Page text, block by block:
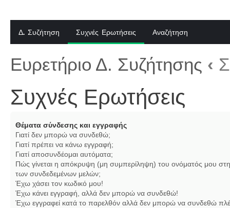
Δ. Συζήτηση Συχνές Ερωτήσεις Αναζήτηση
Ευρετήριο Δ. Συζήτησης ‹
Συχνές Ερωτήσεις
Θέματα σύνδεσης και εγγραφής
Γιατί δεν μπορώ να συνδεθώ;
Γιατί πρέπει να κάνω εγγραφή;
Γιατί αποσυνδέομαι αυτόματα;
Πώς γίνεται η απόκρυψη (μη συμπερίληψη) του ονόματός μου στη
των συνδεδεμένων μελών;
Έχω χάσει τον κωδικό μου!
Έχω κάνει εγγραφή, αλλά δεν μπορώ να συνδεθώ!
Έχω εγγραφεί κατά το παρελθόν αλλά δεν μπορώ να συνδεθώ